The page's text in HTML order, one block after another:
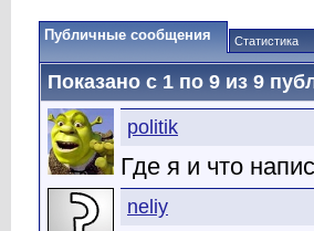
Публичные сообщения Статистика
Показано с 1 по 9 из 9
politik
Где я и что
neliy